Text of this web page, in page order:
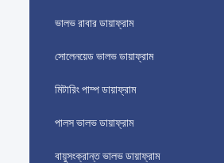
ভালভ রাবার ডায়াফ্রাম
সোলেনয়েড ভালভ ডায়াফ্রাম
মিটারিং পাম্প ডায়াফ্রাম
পালস ভালভ ডায়াফ্রাম
বায়ুসংক্রান্ত ভালভ ডায়াফ্রাম